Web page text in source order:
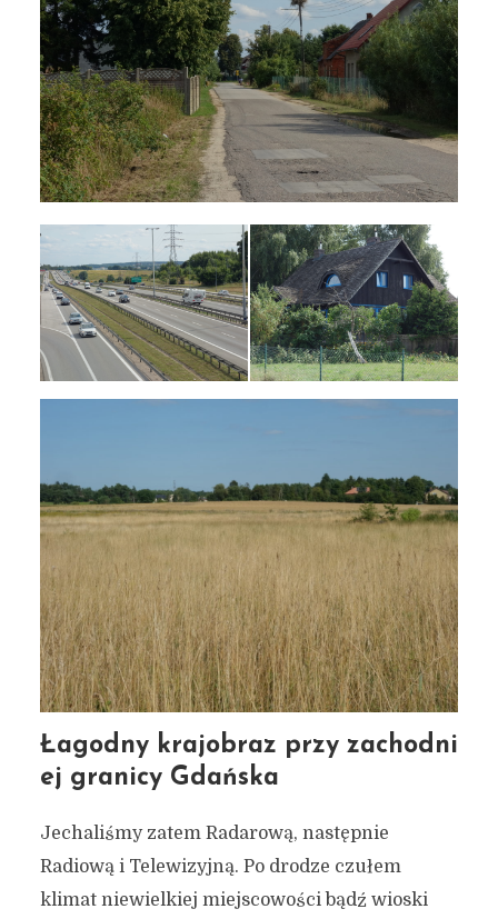
Oliwa i wieczór na plaży
19 sierpnia 2021
7 min czytania
Autor:Kamil Sulewski
Łagodny krajobraz przy zachodni
ej granicy Gdańska
Jechaliśmy zatem Radarową, następnie
Radiową i Telewizyjną. Po drodze czułem
klimat niewielkiej miejscowości bądź wioski